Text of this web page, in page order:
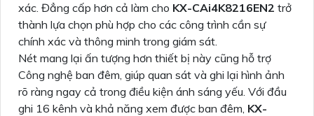
xác. Đẳng cấp hơn cả làm cho KX-CAi4K8216EN2 trở
thành lựa chọn phù hợp cho các công trình cần sự
chính xác và thông minh trong giám sát.
Nét mang lại ấn tượng hơn thiết bị này cũng hỗ trợ
Công nghệ ban đêm, giúp quan sát và ghi lại hình ảnh
rõ ràng ngay cả trong điều kiện ánh sáng yếu. Với đầu
ghi 16 kênh và khả năng xem được ban đêm, KX-